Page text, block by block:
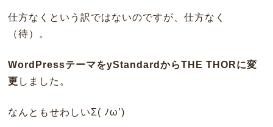
仕方なくという訳ではないのですが、仕方なく
（待）。
WordPressテーマをyStandardからTHE THORに変
更 しました。
なんともせわしいΣ( ﾉω’)